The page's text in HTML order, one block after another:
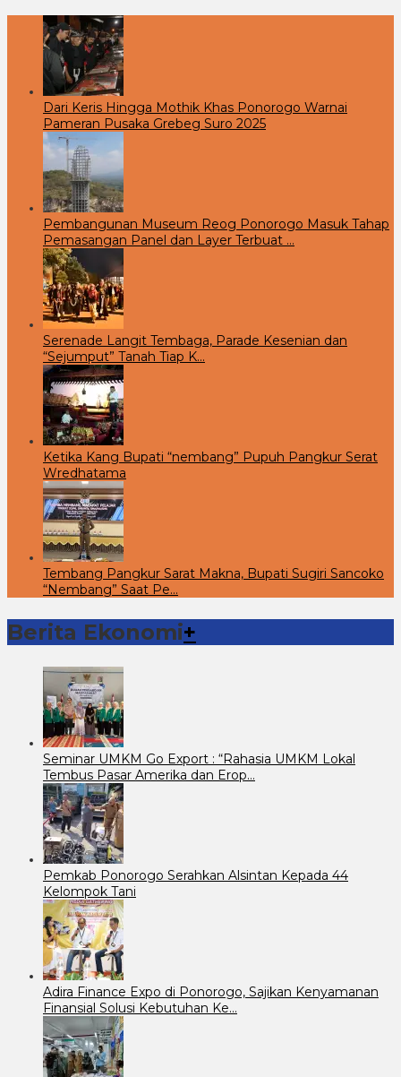
Dari Keris Hingga Mothik Khas Ponorogo Warnai
Pameran Pusaka Grebeg Suro 2025
Pembangunan Museum Reog Ponorogo Masuk Tahap
Pemasangan Panel dan Layer Terbuat …
Serenade Langit Tembaga, Parade Kesenian dan
“Sejumput” Tanah Tiap K…
Ketika Kang Bupati “nembang” Pupuh Pangkur Serat
Wredhatama
Tembang Pangkur Sarat Makna, Bupati Sugiri Sancoko
“Nembang” Saat Pe…
Berita Ekonomi+
Seminar UMKM Go Export : “Rahasia UMKM Lokal
Tembus Pasar Amerika dan Erop…
Pemkab Ponorogo Serahkan Alsintan Kepada 44
Kelompok Tani
Adira Finance Expo di Ponorogo, Sajikan Kenyamanan
Finansial Solusi Kebutuhan Ke…